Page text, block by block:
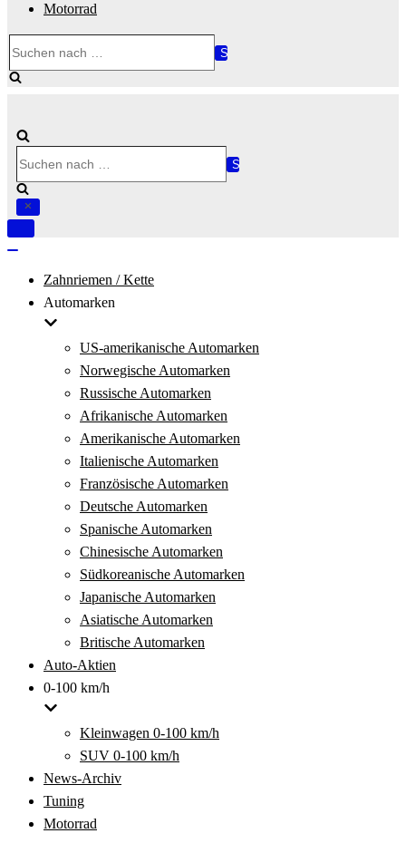
Motorrad
nach …
nach …
Navigation
Zahnriemen / Kette
Automarken
US-amerikanische Automarken
Norwegische Automarken
Russische Automarken
Afrikanische Automarken
Amerikanische Automarken
Italienische Automarken
Französische Automarken
Deutsche Automarken
Spanische Automarken
Chinesische Automarken
Südkoreanische Automarken
Japanische Automarken
Asiatische Automarken
Britische Automarken
Auto-Aktien
0-100 km/h
Kleinwagen 0-100 km/h
SUV 0-100 km/h
News-Archiv
Tuning
Motorrad